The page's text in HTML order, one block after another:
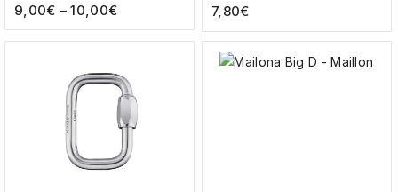
9,00€ – 10,00€ 7,80€